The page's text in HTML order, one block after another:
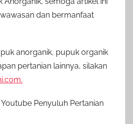
dan bermanfaat
anorganik, pupuk organik
pertanian lainnya, silakan
Youtube Penyuluh Pertanian